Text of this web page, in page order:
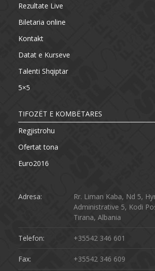
Rezultate Live
Biletaria online
Kontakt
Datat e Kurseve
Talenti Shqiptar
5×5
TIFOZËT E KOMBËTARES
Regjistrohu
Ofertat tona
Euro2016
Adresa:
Rr. Liman Kaba, Nd 5,
Administrative 5, Kodi
Tirana, Albania
Telefon: +35542 346 601
Fax: +35542 346 609